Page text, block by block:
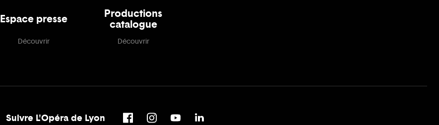
Espace presse
Découvrir
Productions
catalogue
Découvrir
Suivre L'Opéra de Lyon